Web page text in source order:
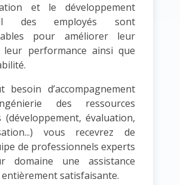
et le développement
des employés sont
pour améliorer leur
leur performance ainsi que
besoin d’accompagnement
des ressources
(développement, évaluation,
vous recevrez de
de professionnels experts
domaine une assistance
satisfaisante.